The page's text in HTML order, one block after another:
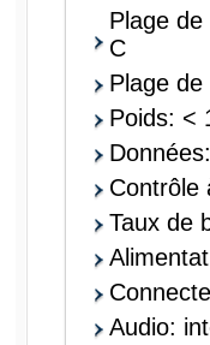
Plage
C
Plage
Poids: <
Contrôle
Taux de
Audio: